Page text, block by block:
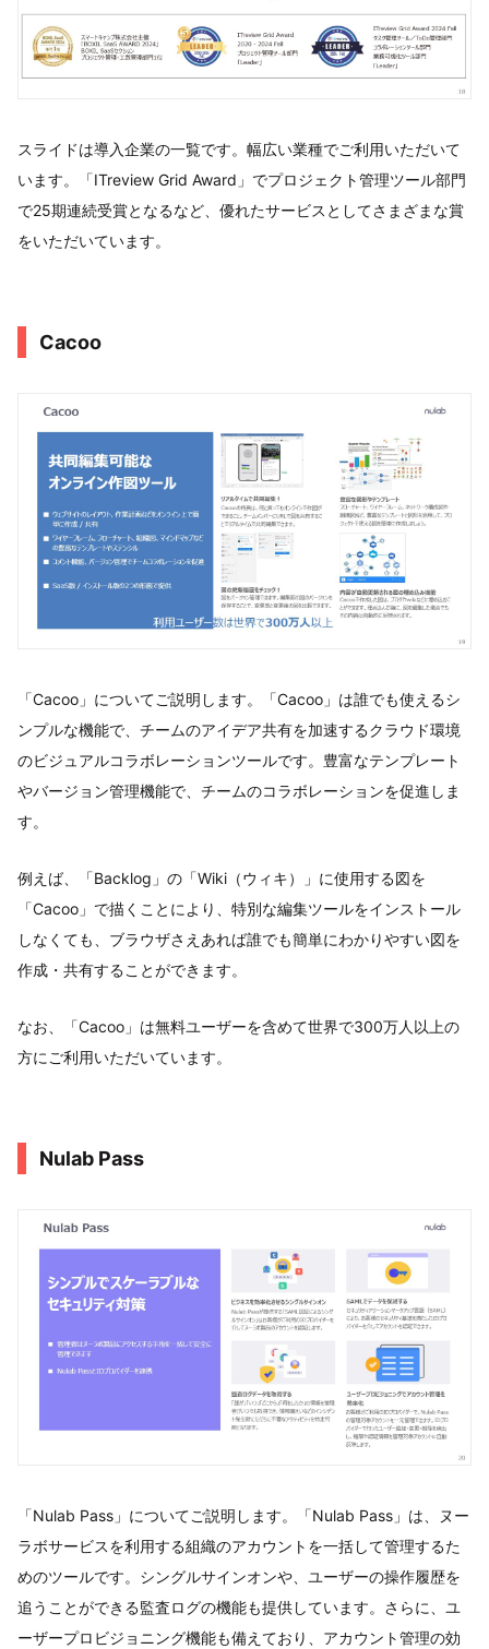
スライドは導入企業の一覧です。幅広い業種でご利用いただいて
います。「ITreview Grid Award」でプロジェクト管理ツール部門
で25期連続受賞となるなど、優れたサービスとしてさまざまな賞
をいただいています。
Cacoo
「Cacoo」についてご説明します。「Cacoo」は誰でも使えるシ
ンプルな機能で、チームのアイデア共有を加速するクラウド環境
のビジュアルコラボレーションツールです。豊富なテンプレート
やバージョン管理機能で、チームのコラボレーションを促進しま
す。
例えば、「Backlog」の「Wiki（ウィキ）」に使用する図を
「Cacoo」で描くことにより、特別な編集ツールをインストール
しなくても、ブラウザさえあれば誰でも簡単にわかりやすい図を
作成・共有することができます。
なお、「Cacoo」は無料ユーザーを含めて世界で300万人以上の
方にご利用いただいています。
Nulab Pass
「Nulab Pass」についてご説明します。「Nulab Pass」は、ヌー
ラボサービスを利用する組織のアカウントを一括して管理するた
めのツールです。シングルサインオンや、ユーザーの操作履歴を
追うことができる監査ログの機能も提供しています。さらに、ユ
ーザープロビジョニング機能も備えており、アカウント管理の効